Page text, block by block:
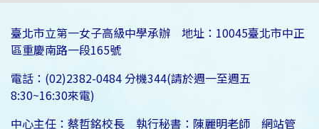
臺北市立第一女子高級中學承辦 地址：10045臺北市中正
區重慶南路一段165號
電話：(02)2382-0484 分機344(請於週一至週五
8:30~16:30來電)
中心主任：蔡哲銘校長 執行秘書：陳麗明老師 網站管